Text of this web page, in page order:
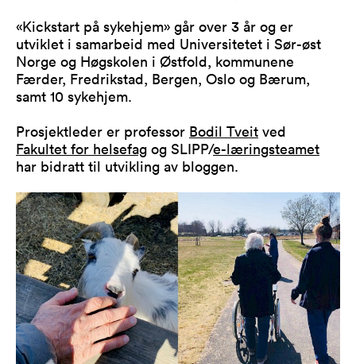
«Kickstart på sykehjem» går over 3 år og er
utviklet i samarbeid med Universitetet i Sør-øst
Norge og Høgskolen i Østfold, kommunene
Færder, Fredrikstad, Bergen, Oslo og Bærum,
samt 10 sykehjem.
Prosjektleder er professor Bodil Tveit ved
Fakultet for helsefag og SLIPP/e-læringsteamet
har bidratt til utvikling av bloggen.